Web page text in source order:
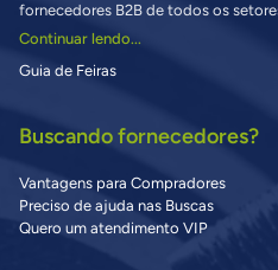
fornecedores B2B de todos os
Continuar lendo...
Guia de Feiras
Buscando fornecedores?
Vantagens para Compradores
Preciso de ajuda nas Buscas
Quero um atendimento VIP